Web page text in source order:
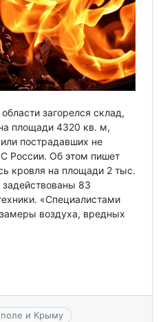
загорелся склад,
площади 4320 кв. м,
пострадавших не
России. Об этом пишет
кровля на площади 2 тыс.
83
«Специалистами
воздуха, вредных
и Крыму